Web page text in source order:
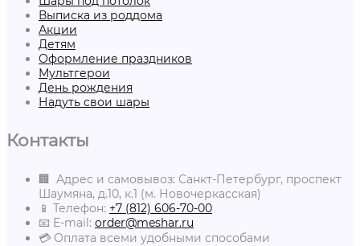
Выписка из роддома
Акции
Детям
Оформление праздников
Мультгерои
День рождения
Надуть свои шары
Контакты
🏢 Адрес и самовывоз: Санкт-Петербург, проспект
Шаумяна, д.10, к.1 (м. Новочеркасская)
📱 Телефон: +7 (812) 606-70-00
📧 E-mail: order@meshar.ru
💳 Оплата всеми удобными способами